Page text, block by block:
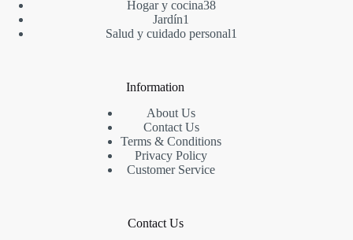
productos
Hogar y cocina3838
Jardín1
producto
Salud y cuidado personal1
Information
About Us
Contact Us
Terms & Conditions
Privacy Policy
Customer Service
Contact Us